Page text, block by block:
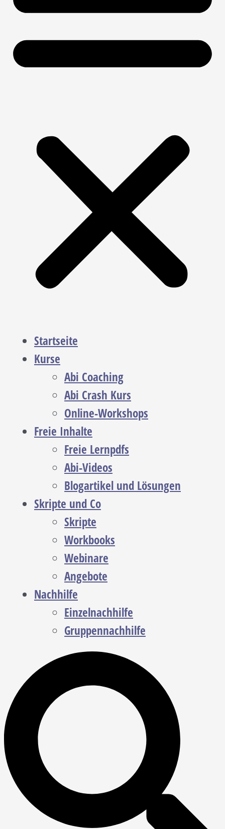
Startseite
Kurse
Abi Coaching
Abi Crash Kurs
Online-Workshops
Freie Inhalte
Freie Lernpdfs
Abi-Videos
Blogartikel und Lösungen
Skripte und Co
Skripte
Workbooks
Webinare
Angebote
Nachhilfe
Einzelnachhilfe
Gruppennachhilfe